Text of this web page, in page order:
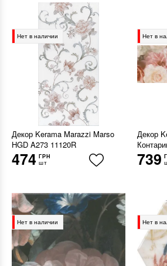
Нет в наличии
Декор Kerama Marazzi Marso
HGD A273 11120R
474 ГРН
шт
Нет в
Декор
739
Нет в наличии Нет в